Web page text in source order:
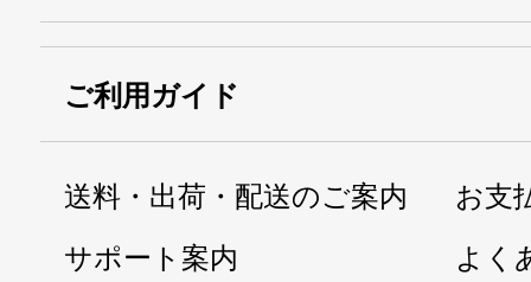
ご利用ガイド
送料・出荷・配送のご案内
お支
サポート案内
よく